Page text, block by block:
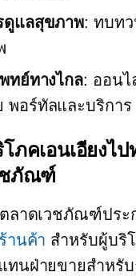
ดูแลสุขภาพ: ทบท
ทย์ทางไกล: ออนไ
พอร์ทัลและบริการ
ภคเอนเอียงไป
ชภัณฑ์
ลาดเวชภัณฑ์ประ
านค้า สำหรับผู้บริ
ทนฝ่ายขายสำหรับ